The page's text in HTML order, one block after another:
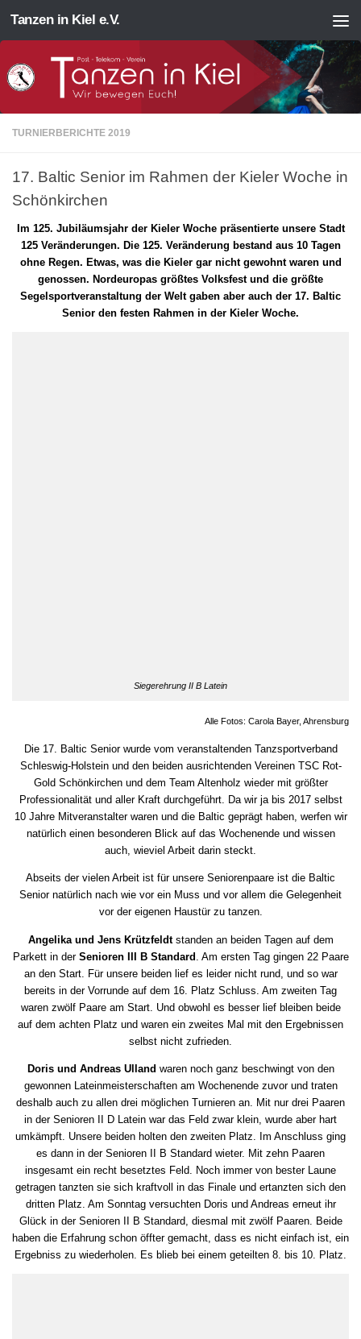
Zum Inhalt springen
Tanzen in Kiel e.V.
TURNIERBERICHTE 2019
17. Baltic Senior im Rahmen der Kieler Woche in
Schönkirchen
Im 125. Jubiläumsjahr der Kieler Woche präsentierte unsere Stadt
125 Veränderungen. Die 125. Veränderung bestand aus 10 Tagen
ohne Regen. Etwas, was die Kieler gar nicht gewohnt waren und
genossen. Nordeuropas größtes Volksfest und die größte
Segelsportveranstaltung der Welt gaben aber auch der 17. Baltic
Senior den festen Rahmen in der Kieler Woche.
Siegerehrung II B Latein
Alle Fotos: Carola Bayer, Ahrensburg
Die 17. Baltic Senior wurde vom veranstaltenden Tanzsportverband
Schleswig-Holstein und den beiden ausrichtenden Vereinen TSC Rot-
Gold Schönkirchen und dem Team Altenholz wieder mit größter
Professionalität und aller Kraft durchgeführt. Da wir ja bis 2017 selbst
10 Jahre Mitveranstalter waren und die Baltic geprägt haben, werfen wir
natürlich einen besonderen Blick auf das Wochenende und wissen
auch, wieviel Arbeit darin steckt.
Abseits der vielen Arbeit ist für unsere Seniorenpaare ist die Baltic
Senior natürlich nach wie vor ein Muss und vor allem die Gelegenheit
vor der eigenen Haustür zu tanzen.
Angelika und Jens Krützfeldtstanden an beiden Tagen auf dem
Parkett in der Senioren III B Standard . Am ersten Tag gingen 22 Paare
an den Start. Für unsere beiden lief es leider nicht rund, und so war
bereits in der Vorrunde auf dem 16. Platz Schluss. Am zweiten Tag
waren zwölf Paare am Start. Und obwohl es besser lief bleiben beide
auf dem achten Platz und waren ein zweites Mal mit den Ergebnissen
selbst nicht zufrieden.
Doris und Andreas Ulland waren noch ganz beschwingt von den
gewonnen Lateinmeisterschaften am Wochenende zuvor und traten
deshalb auch zu allen drei möglichen Turnieren an. Mit nur drei Paaren
in der Senioren II D Latein war das Feld zwar klein, wurde aber hart
umkämpft. Unsere beiden holten den zweiten Platz. Im Anschluss ging
es dann in der Senioren II B Standard wieter. Mit zehn Paaren
insgesamt ein recht besetztes Feld. Noch immer von bester Laune
getragen tanzten sie sich kraftvoll in das Finale und ertanzten sich den
dritten Platz. Am Sonntag versuchten Doris und Andreas erneut ihr
Glück in der Senioren II B Standard, diesmal mit zwölf Paaren. Beide
haben die Erfahrung schon öffter gemacht, dass es nicht einfach ist, ein
Ergebniss zu wiederholen. Es blieb bei einem geteilten 8. bis 10. Platz.